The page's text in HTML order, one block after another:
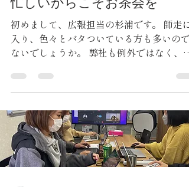
初めまして、広報担当の杉浦です。 師走に
入り、色々とバタついている方も多いので
ないでしょうか。 弊社も例外ではなく、こ
す。 忙しいと目の前のタスクをこなして自
分のことで精一杯になり、精神的にも余裕
なくなってしまいます。私はよくパニ...